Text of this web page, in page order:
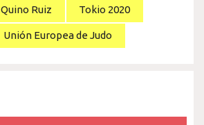
Quino Ruiz Tokio 2020
Unión Europea de Judo